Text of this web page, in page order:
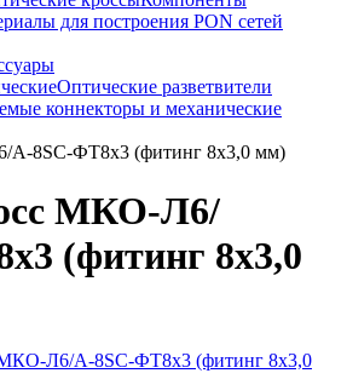
для построения PON сетей
Оптические разветвители
коннекторы и механические
8SC-ФТ8х3 (фитинг 8х3,0 мм)
МКО-Л6/
(фитинг 8х3,0